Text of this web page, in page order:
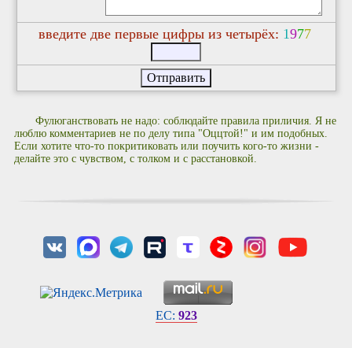
введите две первые цифры из четырёх: 1977
Фулюганствовать не надо: соблюдайте правила приличия. Я не
люблю комментариев не по делу типа "Оццтой!" и им подобных.
Если хотите что-то покритиковать или поучить кого-то жизни -
делайте это с чувством, с толком и с расстановкой.
EC: 923